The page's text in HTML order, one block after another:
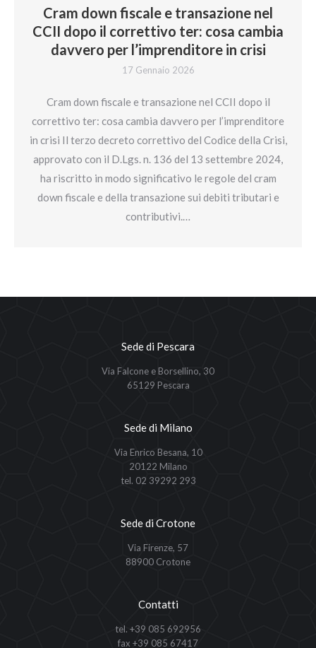
Cram down fiscale e transazione nel
CCII dopo il correttivo ter: cosa cambia
davvero per l’imprenditore in crisi
17 Gennaio 2026
Cram down fiscale e transazione nel CCII dopo il
correttivo ter: cosa cambia davvero per l’imprenditore
in crisi Il terzo decreto correttivo del Codice della Crisi,
approvato con il D.Lgs. n. 136 del 13 settembre 2024,
ha riscritto in modo significativo le regole del cram
down fiscale e della transazione sui debiti tributari e
contributivi.…
Sede di Pescara
Via Falcone e Borsellino, 30
65129 Pescara
Sede di Milano
Via Enrico Besana, 10
20122 Milano
tel. 02 39292 293
Sede di Crotone
Via Firenze, 57
88900 Crotone
Contatti
tel. +39 085 692956
fax +39 085 67417